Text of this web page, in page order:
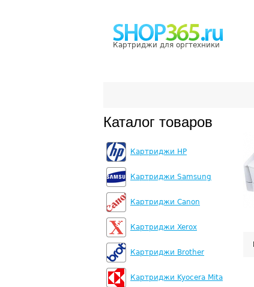
Картриджи для оргтехники
Каталог товаров
Картриджи HP
Картриджи Samsung
Картриджи Canon
Картриджи Xerox
Картриджи Brother
Картриджи Kyocera Mita